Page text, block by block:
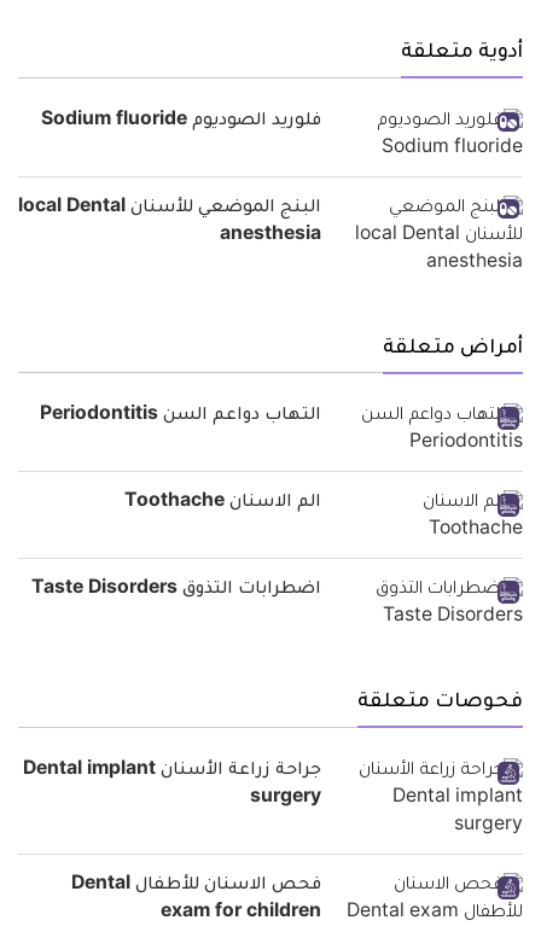
أدوية متعلقة
فلوريد الصوديوم Sodium fluoride
البنج الموضعي للأسنان local Dental
anesthesia
أمراض متعلقة
التهاب دواعم السن Periodontitis
الم الاسنان Toothache
اضطرابات التذوق Taste Disorders
فحوصات متعلقة
جراحة زراعة الأسنان Dental implant
surgery
فحص الاسنان للأطفال Dental
exam for children